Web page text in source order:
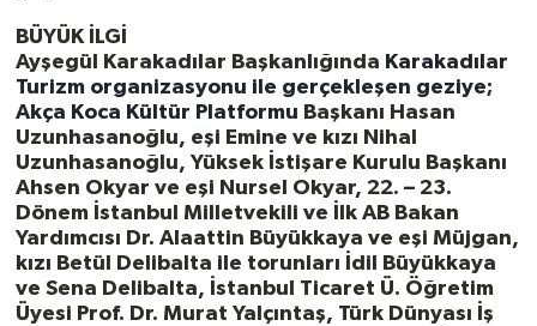
BÜYÜK İLGİ
Ayşegül Karakadılar Başkanlığında Karakadılar
Turizm organizasyonu ile gerçekleşen geziye;
Akça Koca Kültür Platformu Başkanı Hasan
Uzunhasanoğlu, eşi Emine ve kızı Nihal
Uzunhasanoğlu, Yüksek İstişare Kurulu Başkanı
Ahsen Okyar ve eşi Nursel Okyar, 22. – 23.
Dönem İstanbul Milletvekili ve İlk AB Bakan
Yardımcısı Dr. Alaattin Büyükkaya ve eşi Müjgan,
kızı Betül Delibalta ile torunları İdil Büyükkaya
ve Sena Delibalta, İstanbul Ticaret Ü. Öğretim
Üyesi Prof. Dr. Murat Yalçıntaş, Türk Dünyası İş